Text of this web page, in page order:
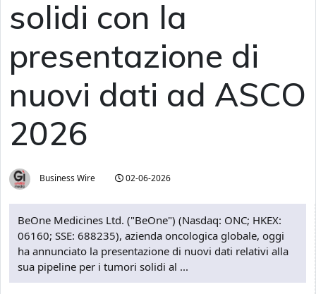
solidi con la
presentazione di
nuovi dati ad ASCO
2026
Business Wire 02-06-2026
BeOne Medicines Ltd. ("BeOne") (Nasdaq: ONC; HKEX:
06160; SSE: 688235), azienda oncologica globale, oggi
ha annunciato la presentazione di nuovi dati relativi alla
sua pipeline per i tumori solidi al ...